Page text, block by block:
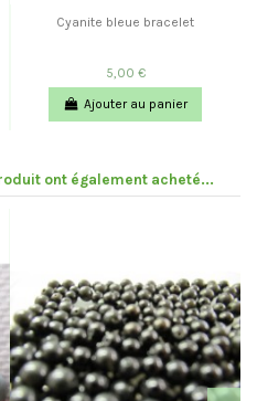
Cyanite bleue bracelet
5,00 €
Ajouter au panier
ont également acheté...